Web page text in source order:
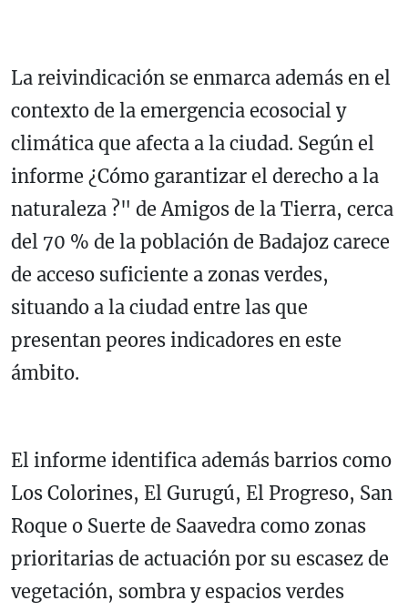
La reivindicación se enmarca además en el
contexto de la emergencia ecosocial y
climática que afecta a la ciudad. Según el
informe ¿Cómo garantizar el derecho a la
naturaleza ?" de Amigos de la Tierra, cerca
del 70 % de la población de Badajoz carece
de acceso suficiente a zonas verdes,
situando a la ciudad entre las que
presentan peores indicadores en este
ámbito.
El informe identifica además barrios como
Los Colorines, El Gurugú, El Progreso, San
Roque o Suerte de Saavedra como zonas
prioritarias de actuación por su escasez de
vegetación, sombra y espacios verdes